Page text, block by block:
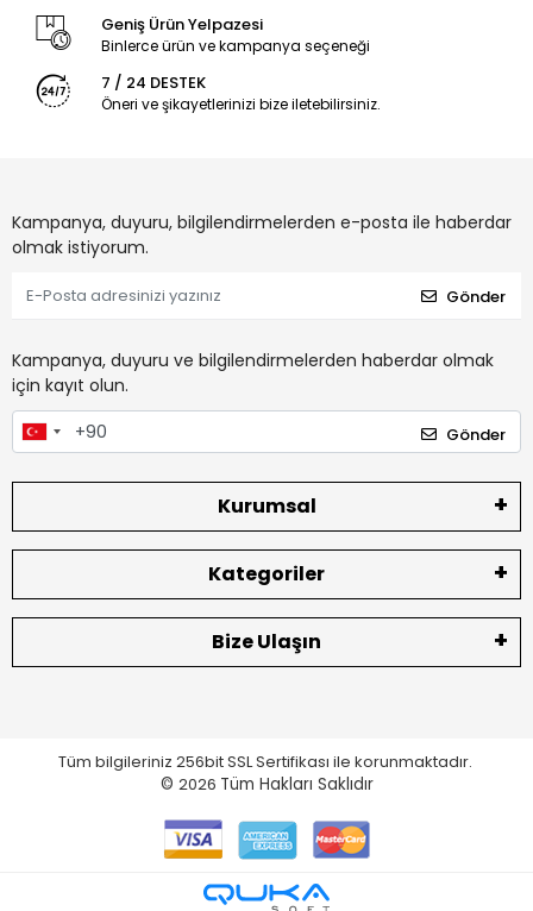
Geniş Ürün Yelpazesi
Binlerce ürün ve kampanya seçeneği
7 / 24 DESTEK
Öneri ve şikayetlerinizi bize iletebilirsiniz.
Kampanya, duyuru, bilgilendirmelerden e-posta ile haberdar
olmak istiyorum.
Gönder
Kampanya, duyuru ve bilgilendirmelerden haberdar olmak
için kayıt olun.
Gönder
Kurumsal
Kategoriler
Bize Ulaşın
Tüm bilgileriniz 256bit SSL Sertifikası ile korunmaktadır.
© 2026 Tüm Hakları Saklıdır